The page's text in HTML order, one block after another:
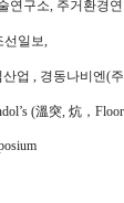
연구소, 주거환경
일보,
업 , 경동나비엔(
(溫突, 炕，